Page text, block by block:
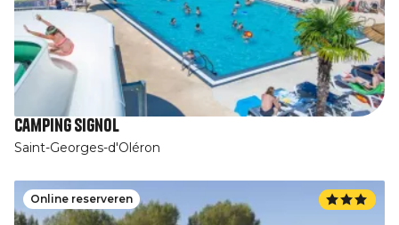
Camping Signol
Saint-Georges-d'Oléron
Online reserveren